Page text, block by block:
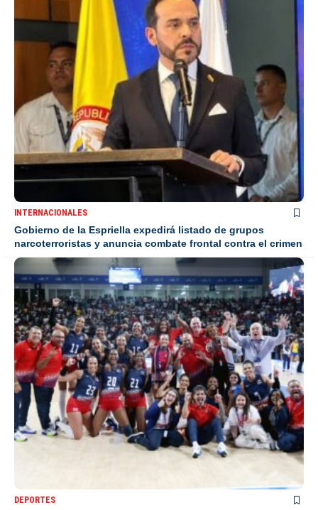
INTERNACIONALES
Gobierno de la Espriella expedirá listado de grupos
narcoterroristas y anuncia combate frontal contra el crimen
DEPORTES